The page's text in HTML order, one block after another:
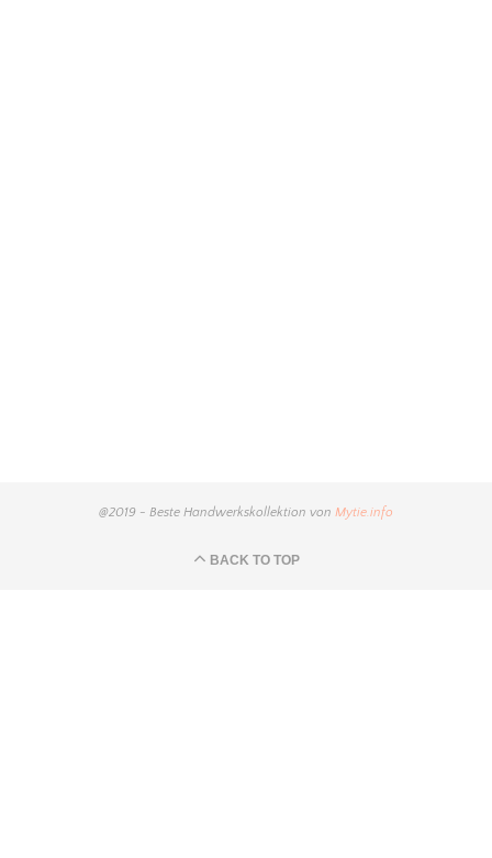
@2019 - Beste Handwerkskollektion von Mytie.info
BACK TO TOP